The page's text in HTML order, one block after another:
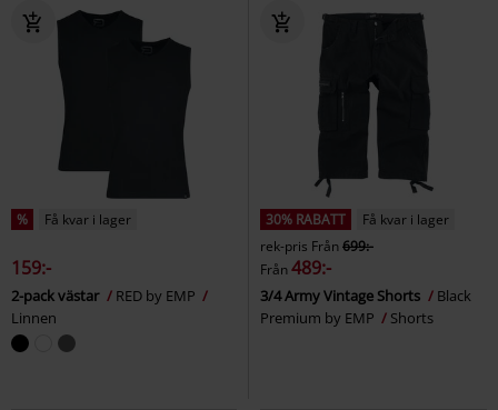
% Få kvar i lager
159:-
2-pack västar
RED by EMP
Linnen
30% RABATT
Få kvar i lager
rek-pris Från699:-
Från489:-
3/4 Army Vintage Shorts
Black
Premium by EMP
Shorts